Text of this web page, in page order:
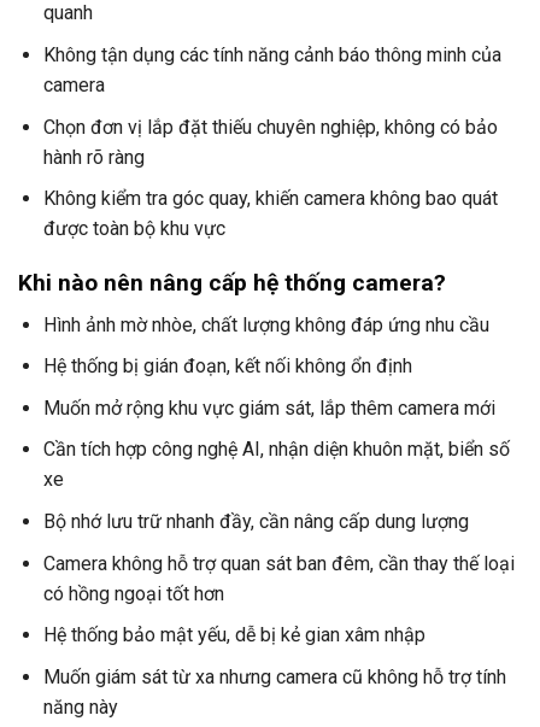
quanh
Không tận dụng các tính năng cảnh báo thông minh của
camera
Chọn đơn vị lắp đặt thiếu chuyên nghiệp, không có bảo
hành rõ ràng
Không kiểm tra góc quay, khiến camera không bao quát
được toàn bộ khu vực
Khi nào nên nâng cấp hệ thống camera?
Hình ảnh mờ nhòe, chất lượng không đáp ứng nhu cầu
Hệ thống bị gián đoạn, kết nối không ổn định
Muốn mở rộng khu vực giám sát, lắp thêm camera mới
Cần tích hợp công nghệ AI, nhận diện khuôn mặt, biển số
xe
Bộ nhớ lưu trữ nhanh đầy, cần nâng cấp dung lượng
Camera không hỗ trợ quan sát ban đêm, cần thay thế loại
có hồng ngoại tốt hơn
Hệ thống bảo mật yếu, dễ bị kẻ gian xâm nhập
Muốn giám sát từ xa nhưng camera cũ không hỗ trợ tính
năng này